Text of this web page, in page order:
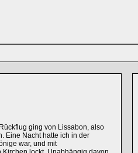
ging von Lissabon, also
Eine Nacht hatte ich in der
war, und mit